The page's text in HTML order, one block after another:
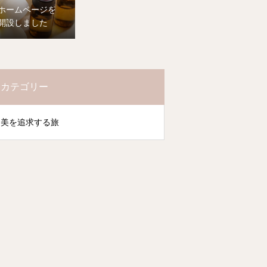
ームページを
設しました
カテゴリー
美を追求する旅